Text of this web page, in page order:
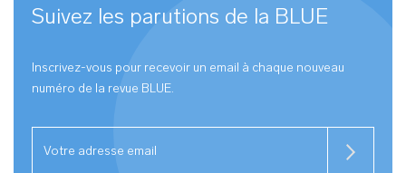
Suivez les parutions de la BLUE
Inscrivez-vous pour recevoir un email à chaque nouveau
numéro de la revue BLUE.